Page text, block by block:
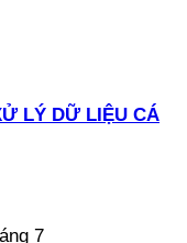
LÝ DỮ LIỆU CÁ